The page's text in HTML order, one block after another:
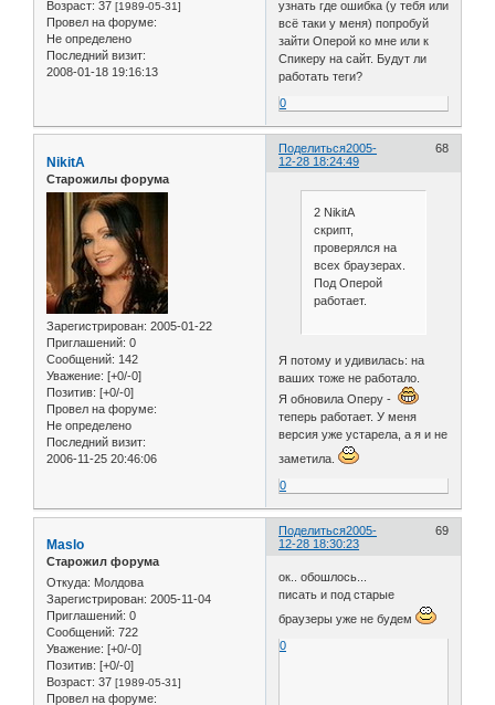
Возраст: 37 [1989-05-31]
Провел на форуме:
Не определено
Последний визит:
2008-01-18 19:16:13
узнать где ошибка (у тебя или
всё таки у меня) попробуй
зайти Оперой ко мне или к
Спикеру на сайт. Будут ли
работать теги?
0
Поделиться 68
2005-
12-28 18:24:49
NikitA
Старожилы форума
Зарегистрирован: 2005-01-22
Приглашений: 0
Сообщений: 142
Уважение: [+0/-0]
Позитив: [+0/-0]
Провел на форуме:
Не определено
Последний визит:
2006-11-25 20:46:06
2 NikitA
скрипт,
проверялся на
всех браузерах.
Под Оперой
работает.
Я потому и удивилась: на
ваших тоже не работало.
Я обновила Оперу -
теперь работает. У меня
версия уже устарела, а я и не
заметила.
0
Поделиться 69
2005-
12-28 18:30:23
Maslo
Старожил форума
Откуда: Молдова
Зарегистрирован: 2005-11-04
Приглашений: 0
Сообщений: 722
Уважение: [+0/-0]
Позитив: [+0/-0]
Возраст: 37 [1989-05-31]
Провел на форуме:
ок.. обошлось...
писать и под старые
браузеры уже не будем
0